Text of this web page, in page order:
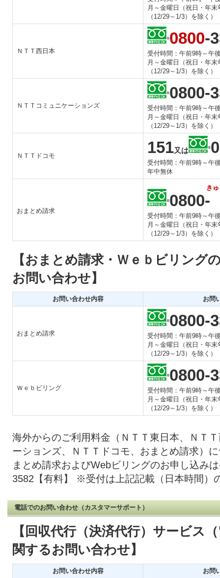
月～金曜日（祝日・年末
（12/29～1/3）を除く）
ＮＴＴ西日本
0800-
受付時間：午前9時～午
月～金曜日（祝日・年末
（12/29～1/3）を除く）
ＮＴＴコミュニケーションズ
0800-
受付時間：午前9時～午
月～金曜日（祝日・年末
（12/29～1/3）を除く）
ＮＴＴドコモ 151又は
受付時間：午前9時～午
年中無休
おまとめ請求
0800-
き
受付時間：午前9時～午
月～金曜日（祝日・年末
（12/29～1/3）を除く）
おまとめ請求・Ｗｅｂビリング
お問い合わせ
お問い合わせ内容 お問
おまとめ請求
0800-
受付時間：午前9時～午
月～金曜日（祝日・年末
（12/29～1/3）を除く）
Ｗｅｂビリング
0800-
受付時間：午前9時～午
月～金曜日（祝日・年末
（12/29～1/3）を除く）
海外からのご利用料金（ＮＴＴ東日本、ＮＴ
ーションズ、ＮＴＴドコモ、おまとめ請求）
まとめ請求およびWebビリングのお申し込み
3582【有料】 ※受付は上記記載（日本時間）
電話でのお問い合わせ（カスタマーサポート）
回収代行（決済代行）サービス
関するお問い合わせ
お問い合わせ内容 お問